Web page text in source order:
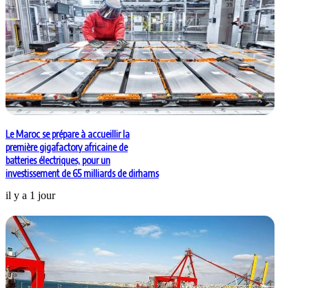
Le Maroc se prépare à accueillir la
première gigafactory africaine de
batteries électriques, pour un
investissement de 65 milliards de dirhams
il y a 1 jour